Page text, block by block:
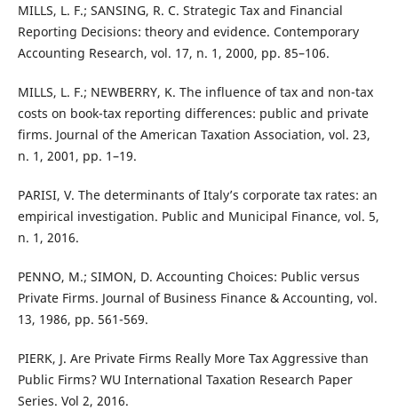
MILLS, L. F.; SANSING, R. C. Strategic Tax and Financial
Reporting Decisions: theory and evidence. Contemporary
Accounting Research, vol. 17, n. 1, 2000, pp. 85–106.
MILLS, L. F.; NEWBERRY, K. The influence of tax and non-tax
costs on book-tax reporting differences: public and private
firms. Journal of the American Taxation Association, vol. 23,
n. 1, 2001, pp. 1–19.
PARISI, V. The determinants of Italy’s corporate tax rates: an
empirical investigation. Public and Municipal Finance, vol. 5,
n. 1, 2016.
PENNO, M.; SIMON, D. Accounting Choices: Public versus
Private Firms. Journal of Business Finance & Accounting, vol.
13, 1986, pp. 561-569.
PIERK, J. Are Private Firms Really More Tax Aggressive than
Public Firms? WU International Taxation Research Paper
Series. Vol 2, 2016.